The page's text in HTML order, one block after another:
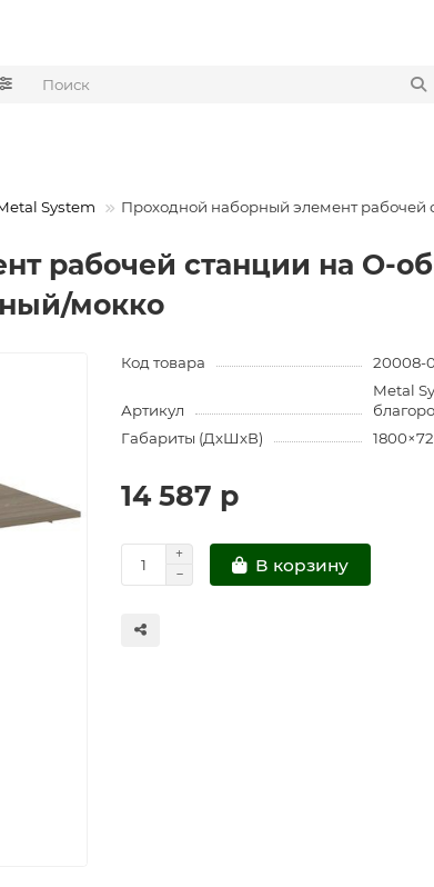
System Проходной наборный элемент
рабочей станции на О-
мокко
Код товара 20008-
Артикул
Metal
Габариты (ДхШхВ)
14 587 р
В корзину